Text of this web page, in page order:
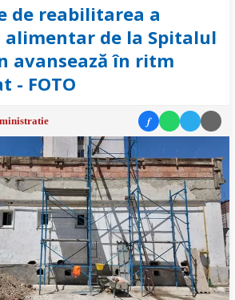
de reabilitarea a
alimentar de la Spitalul
avansează în ritm
- FOTO
f